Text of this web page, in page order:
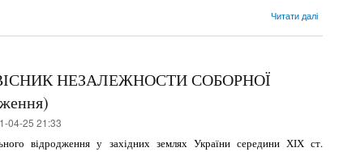
Читати далі
НЕЗАЛЕЖНОСТИ СОБОРНОЇ
04-25 21:33
відродження у захід­них землях України середини ХІХ ст.